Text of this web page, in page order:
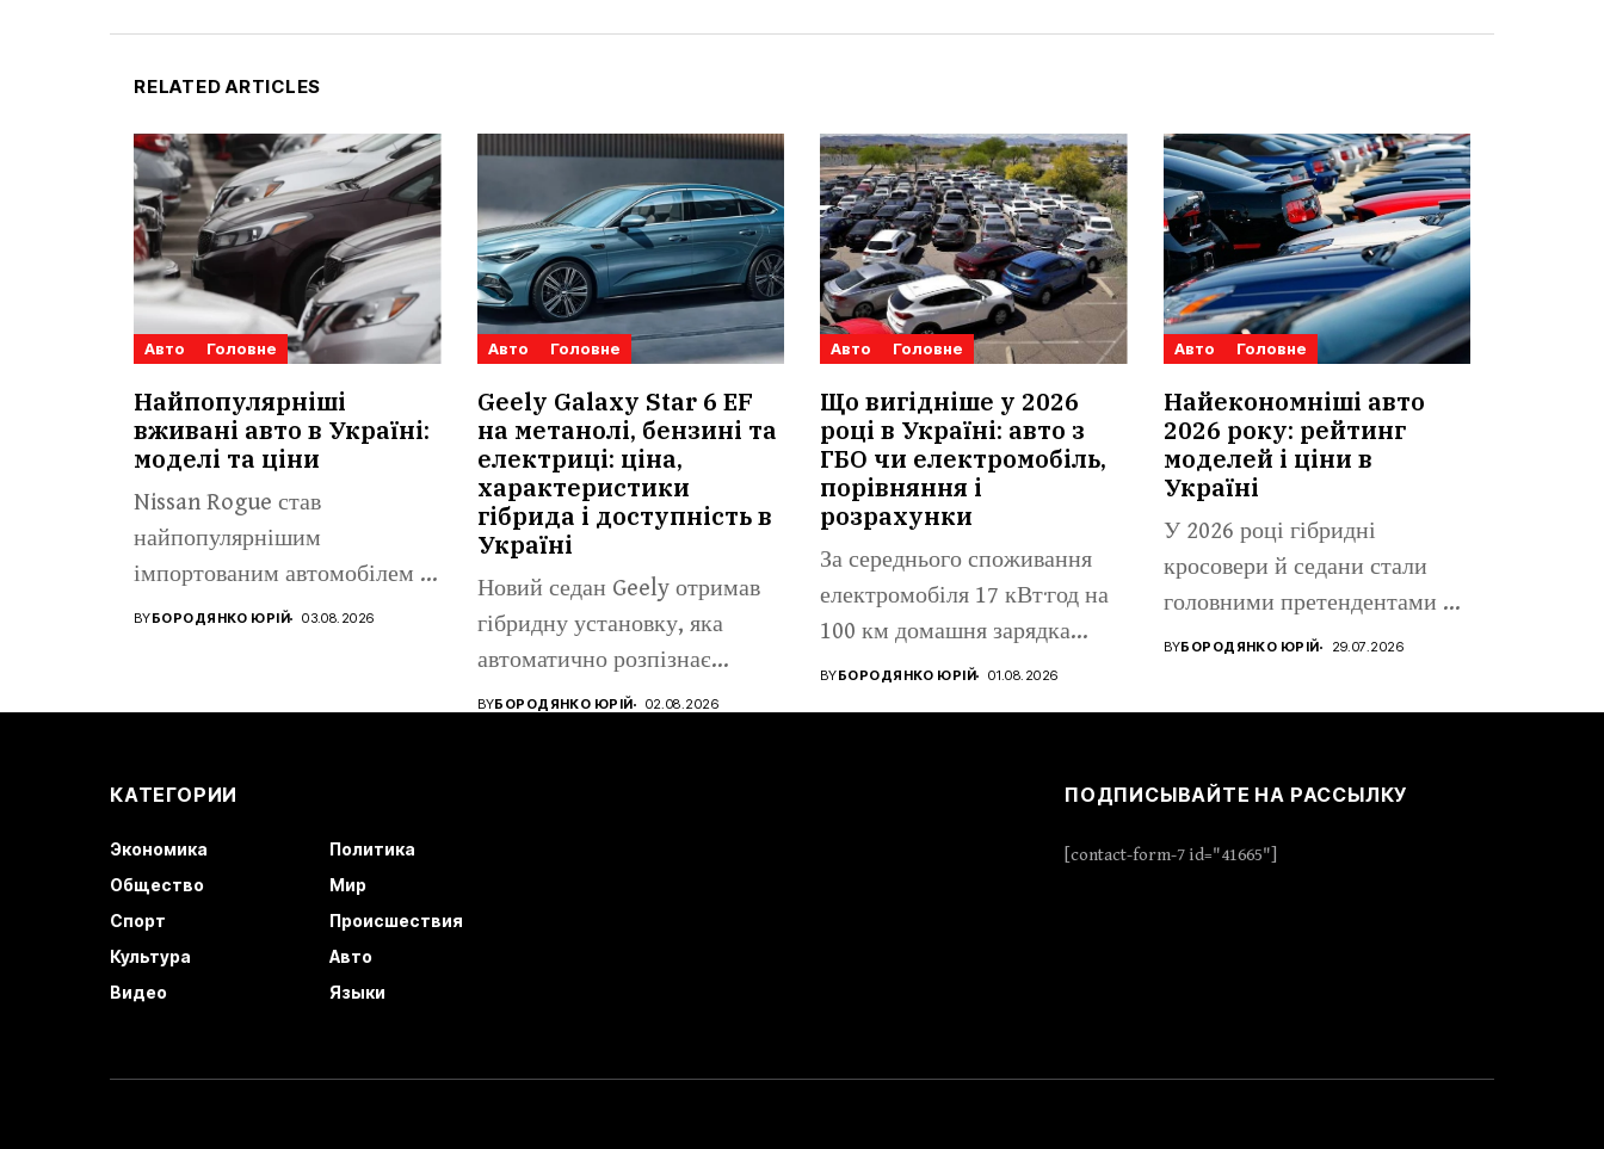
RELATED ARTICLES
Авто Головне
Найпопулярніші
вживані авто в Україні:
моделі та ціни
Nissan Rogue став
найпопулярнішим
імпортованим автомобілем із
пробігом віком до п’яти
BYБОРОДЯНКО ЮРІЙ 03.08.2026
Авто Головне
Geely Galaxy Star 6 EF
на метанолі, бензині та
електриці: ціна,
характеристики
гібрида і доступність в
Україні
Новий седан Geely отримав
гібридну установку, яка
автоматично розпізнає
бензин, метанол та...
BYБОРОДЯНКО ЮРІЙ 02.08.2026
Авто Головне
Що вигідніше у 2026
році в Україні: авто з
ГБО чи електромобіль,
порівняння і
розрахунки
За середнього споживання
електромобіля 17 кВт·год на
100 км домашня зарядка
коштує...
BYБОРОДЯНКО ЮРІЙ 01.08.2026
Авто Головне
Найекономніші авто
2026 року: рейтинг
моделей і ціни в
Україні
У 2026 році гібридні
кросовери й седани стали
головними претендентами на
звання...
BYБОРОДЯНКО ЮРІЙ 29.07.2026
КАТЕГОРИИ
Экономика
Политика
Общество
Мир
Спорт
Происшествия
Культура
Авто
Видео
Языки
ПОДПИСЫВАЙТЕ НА РАССЫЛКУ
[contact-form-7 id="41665"]